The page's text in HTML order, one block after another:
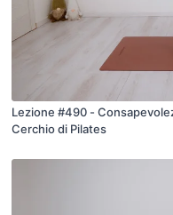
Lezione #490 -
Cerchio di Pilates